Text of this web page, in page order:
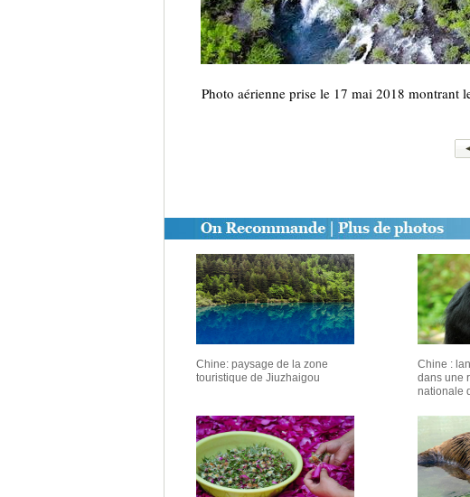
Photo aérienne prise le 17 mai 2018 montrant
Chine: paysage de la zone
touristique de Jiuzhaigou
Chine :
dans une
nationale